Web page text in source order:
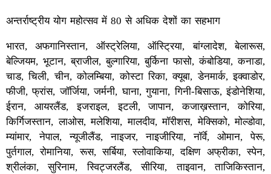
अन्तर्राष्ट्रीय योग महोत्सव में 80 से अधिक देशों का सहभाग
भारत, अफगानिस्तान, ऑस्ट्रेलिया, ऑस्ट्रिया, बांग्लादेश, बेलारूस,
बेल्जियम, भूटान, ब्राजील, बुल्गारिया, बुर्किना फासो, कंबोडिया, कनाडा,
चाड, चिली, चीन, कोलम्बिया, कोस्टा रिका, क्यूबा, डेनमार्क, इक्वाडोर,
फीजी, फ्रांस, जॉर्जिया, जर्मनी, घाना, गुयाना, गिनी-बिसाऊ, इंडोनेशिया,
ईरान, आयरलैंड, इजराइल, इटली, जापान, कजाख़स्तान, कोरिया,
किर्गिजस्तान, लाओस, मलेशिया, मालदीव, मॉरीशस, मेक्सिको, मोल्डोवा,
म्यांमार, नेपाल, न्यूजीलैंड, नाइजर, नाइजीरिया, नॉर्वे, ओमान, पेरू,
पुर्तगाल, रोमानिया, रूस, सर्बिया, स्लोवाकिया, दक्षिण अफ्रीका, स्पेन,
श्रीलंका, सुरिनाम, स्विट्जरलैंड, सीरिया, ताइवान, ताजिकिस्तान,